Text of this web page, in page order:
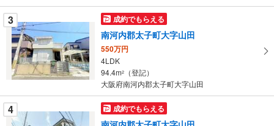
ー
ジ
に
保
存
す
る
3 成約でもらえる
南河内郡太子町大字山田
550万円
4LDK
94.4m2
（登記）
大阪府南河内郡太子町大字山田
4 成約でもらえる